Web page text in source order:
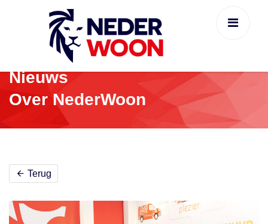
Nieuws
Over NederWoon
Terug